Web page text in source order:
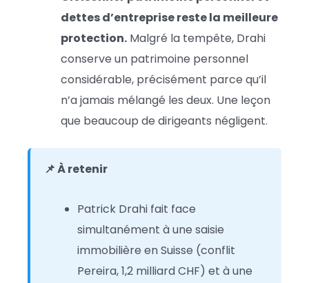
dettes d’entreprise reste la meilleure
protection. Malgré la tempête, Drahi
conserve un patrimoine personnel
considérable, précisément parce qu’il
n’a jamais mélangé les deux. Une leçon
que beaucoup de dirigeants négligent.
📌 À retenir
Patrick Drahi fait face
simultanément à une saisie
immobilière en Suisse (conflit
Pereira, 1,2 milliard CHF) et à une